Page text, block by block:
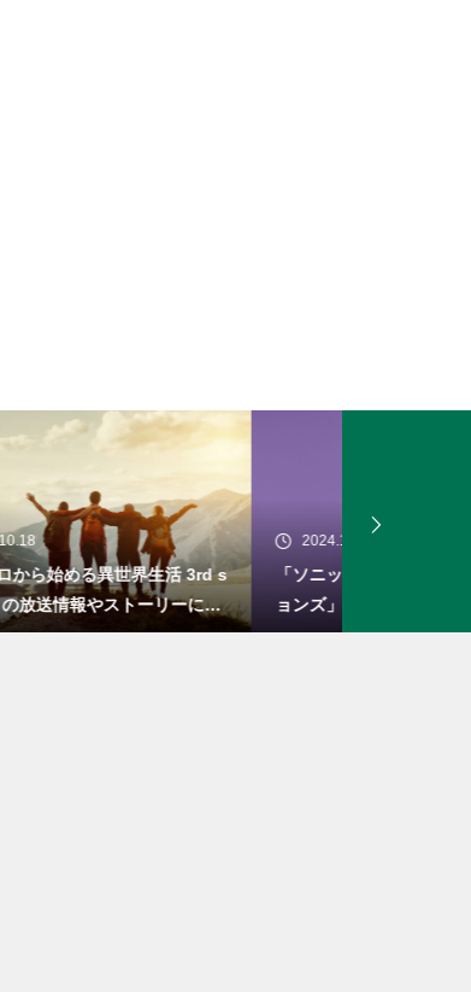
2024.10.13
「ソニック × シャドウ ジェネレーシ
ョンズ」の発売日は？新しい物語とシ
ステム
リメイク！